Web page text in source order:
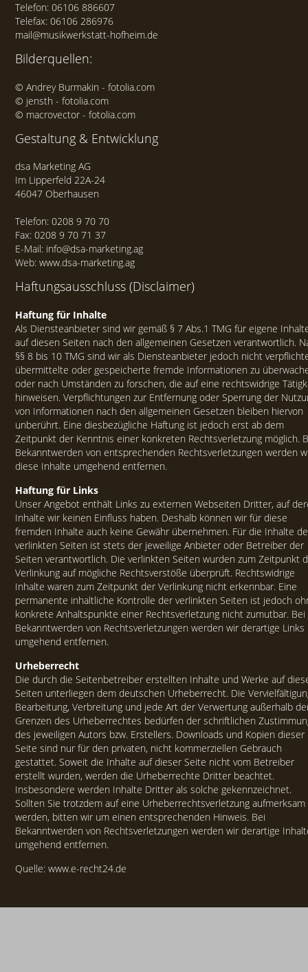
Telefon: 06106 886607
Telefax: 06106 286976
mail@musikwerkstatt-hofheim.de
Bilderquellen:
© Andrey Burmakin - fotolia.com
© jensth - fotolia.com
© macrovector - fotolia.com
Gestaltung & Entwicklung
dsa Marketing AG
Im Lipperfeld 22A-24
46047 Oberhausen
Telefon: 0208 9 70 70
Fax: 0208 9 70 71 37
E-Mail: info@dsa-marketing.ag
Web:www.dsa-marketing.ag
Haftungsausschluss (Disclaimer)
Haftung für Inhalte
Als Diensteanbieter sind wir gemäß § 7 Abs.1 TMG für eigene
auf diesen Seiten nach den allgemeinen Gesetzen verantwortlich.
§§ 8 bis 10 TMG sind wir als Diensteanbieter jedoch nicht
übermittelte oder gespeicherte fremde Informationen zu
oder nach Umständen zu forschen, die auf eine rechtswidrige
hinweisen. Verpflichtungen zur Entfernung oder Sperrung der
von Informationen nach den allgemeinen Gesetzen bleiben hiervon
unberührt. Eine diesbezügliche Haftung ist jedoch erst ab dem
Zeitpunkt der Kenntnis einer konkreten Rechtsverletzung möglich.
Bekanntwerden von entsprechenden Rechtsverletzungen werden
diese Inhalte umgehend entfernen.
Haftung für Links
Unser Angebot enthält Links zu externen Webseiten Dritter, auf
Inhalte wir keinen Einfluss haben. Deshalb können wir für diese
fremden Inhalte auch keine Gewähr übernehmen. Für die Inhalte
verlinkten Seiten ist stets der jeweilige Anbieter oder Betreiber der
Seiten verantwortlich. Die verlinkten Seiten wurden zum Zeitpunkt
Verlinkung auf mögliche Rechtsverstöße überprüft. Rechtswidrige
Inhalte waren zum Zeitpunkt der Verlinkung nicht erkennbar. Eine
permanente inhaltliche Kontrolle der verlinkten Seiten ist jedoch
konkrete Anhaltspunkte einer Rechtsverletzung nicht zumutbar. Bei
Bekanntwerden von Rechtsverletzungen werden wir derartige Links
umgehend entfernen.
Urheberrecht
Die durch die Seitenbetreiber erstellten Inhalte und Werke auf
Seiten unterliegen dem deutschen Urheberrecht. Die
Bearbeitung, Verbreitung und jede Art der Verwertung außerhalb
Grenzen des Urheberrechtes bedürfen der schriftlichen
des jeweiligen Autors bzw. Erstellers. Downloads und Kopien dieser
Seite sind nur für den privaten, nicht kommerziellen Gebrauch
gestattet. Soweit die Inhalte auf dieser Seite nicht vom Betreiber
erstellt wurden, werden die Urheberrechte Dritter beachtet.
Insbesondere werden Inhalte Dritter als solche gekennzeichnet.
Sollten Sie trotzdem auf eine Urheberrechtsverletzung aufmerksam
werden, bitten wir um einen entsprechenden Hinweis. Bei
Bekanntwerden von Rechtsverletzungen werden wir derartige
umgehend entfernen.
Quelle:www.e-recht24.de